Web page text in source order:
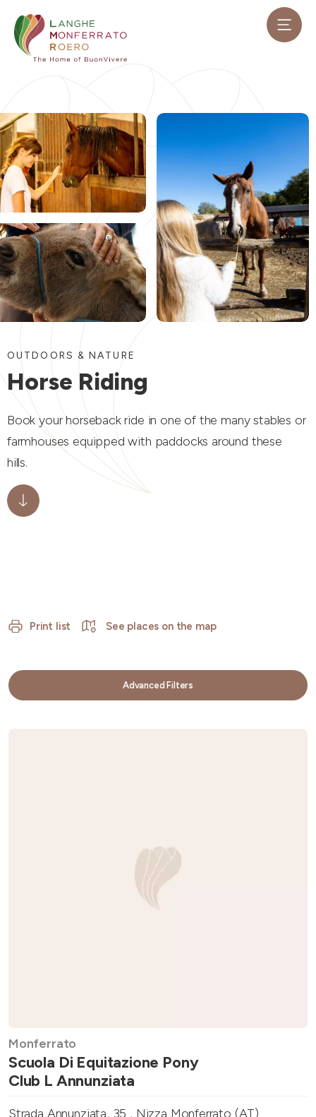
OUTDOORS & NATURE
Horse Riding
Book your horseback ride in one of the many stables or
farmhouses equipped with paddocks around these
hills.
Print list See places on the map
Advanced Filters
Monferrato
Scuola Di Equitazione Pony
Club L Annunziata
Strada Annunziata, 35 , Nizza Monferrato (AT)